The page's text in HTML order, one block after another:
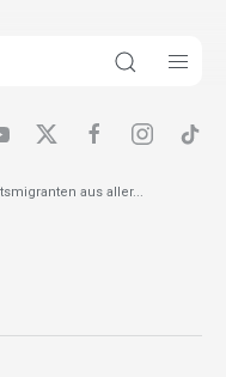
aus aller...